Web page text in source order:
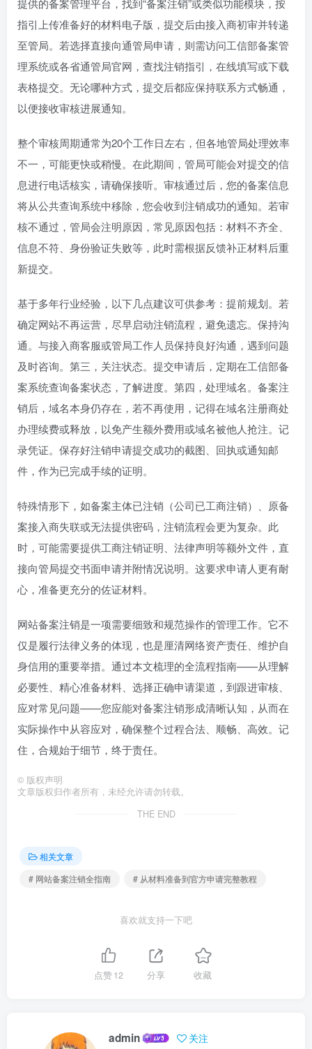
指引上传准备好的材料电子版，提交后由接入商初审并转递
至管局。若选择直接向通管局申请，则需访问工信部备案管
理系统或各省通管局官网，查找注销指引，在线填写或下载
表格提交。无论哪种方式，提交后都应保持联系方式畅通，
以便接收审核进展通知。
整个审核周期通常为20个工作日左右，但各地管局处理效率
不一，可能更快或稍慢。在此期间，管局可能会对提交的信
息进行电话核实，请确保接听。审核通过后，您的备案信息
将从公共查询系统中移除，您会收到注销成功的通知。若审
核不通过，管局会注明原因，常见原因包括：材料不齐全、
信息不符、身份验证失败等，此时需根据反馈补正材料后重
新提交。
基于多年行业经验，以下几点建议可供参考：提前规划。若
确定网站不再运营，尽早启动注销流程，避免遗忘。保持沟
通。与接入商客服或管局工作人员保持良好沟通，遇到问题
及时咨询。第三，关注状态。提交申请后，定期在工信部备
案系统查询备案状态，了解进度。第四，处理域名。备案注
销后，域名本身仍存在，若不再使用，记得在域名注册商处
办理续费或释放，以免产生额外费用或域名被他人抢注。记
录凭证。保存好注销申请提交成功的截图、回执或通知邮
件，作为已完成手续的证明。
特殊情形下，如备案主体已注销（公司已工商注销）、原备
案接入商失联或无法提供密码，注销流程会更为复杂。此
时，可能需要提供工商注销证明、法律声明等额外文件，直
接向管局提交书面申请并附情况说明。这要求申请人更有耐
心，准备更充分的佐证材料。
网站备案注销是一项需要细致和规范操作的管理工作。它不
仅是履行法律义务的体现，也是厘清网络资产责任、维护自
身信用的重要举措。通过本文梳理的全流程指南——从理解
必要性、精心准备材料、选择正确申请渠道，到跟进审核、
应对常见问题——您应能对备案注销形成清晰认知，从而在
实际操作中从容应对，确保整个过程合法、顺畅、高效。记
住，合规始于细节，终于责任。
© 版权声明
文章版权归作者所有，未经允许请勿转载。
THE END
相关文章
# 网站备案注销全指南
# 从材料准备到官方申请完整教程
喜欢就支持一下吧
点赞 12 分享 收藏
admin 关注